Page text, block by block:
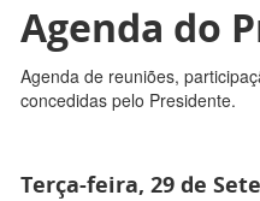
Agenda do
Agenda de reuniões,
concedidas pelo Presidente.
Terça-feira, 29 de